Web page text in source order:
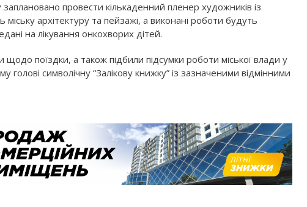
провести кількаденний пленер художників із
архітектуру та пейзажі, а виконані роботи будуть
на лікування онкохворих дітей.
поїздки, а також підбили підсумки роботи міської влади у
голові символічну “Залікову книжку” із зазначеними відмінними